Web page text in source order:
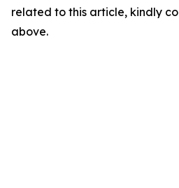
related to this article, kindly
above.